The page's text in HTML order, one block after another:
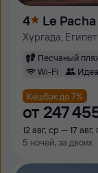
4 Le
Хургада, Египет
Песчаный
Wi-Fi
Кешбэк до 7%
от 247
12 авг, ср — 17 авг,
5 ночей, за двоих